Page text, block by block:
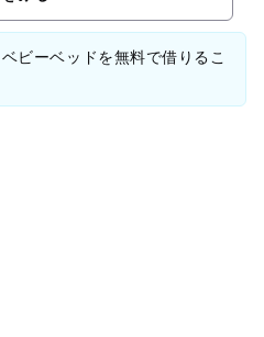
ビーベッドを無料で借りるこ